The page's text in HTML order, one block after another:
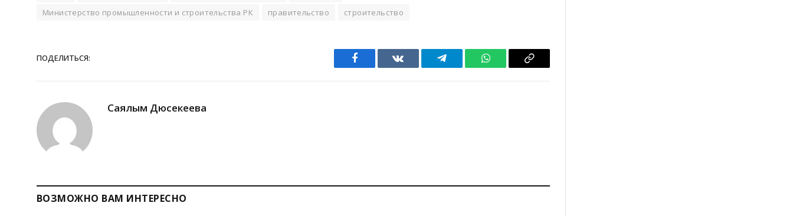
Министерство промышленности и строительства РК
правительство строительство
ПОДЕЛИТЬСЯ:
Facebook VKontakteTelegram WhatsAppCopy
Саялым Дюсекеева
ВОЗМОЖНО ВАМ ИНТЕРЕСНО